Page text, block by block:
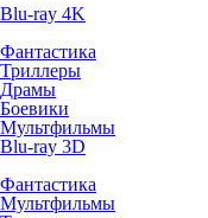
Blu-ray 4K
Фантастика
Триллеры
Драмы
Боевики
Мультфильмы
Blu-ray 3D
Фантастика
Мультфильмы